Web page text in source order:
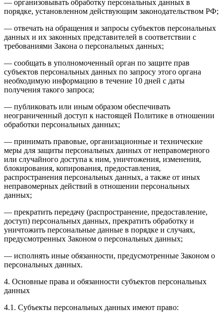
— организовывать обработку персональных данных в
порядке, установленном действующим законодательством РФ;
— отвечать на обращения и запросы субъектов персональных
данных и их законных представителей в соответствии с
требованиями Закона о персональных данных;
— сообщать в уполномоченный орган по защите прав
субъектов персональных данных по запросу этого органа
необходимую информацию в течение 10 дней с даты
получения такого запроса;
— публиковать или иным образом обеспечивать
неограниченный доступ к настоящей Политике в отношении
обработки персональных данных;
— принимать правовые, организационные и технические
меры для защиты персональных данных от неправомерного
или случайного доступа к ним, уничтожения, изменения,
блокирования, копирования, предоставления,
распространения персональных данных, а также от иных
неправомерных действий в отношении персональных
данных;
— прекратить передачу (распространение, предоставление,
доступ) персональных данных, прекратить обработку и
уничтожить персональные данные в порядке и случаях,
предусмотренных Законом о персональных данных;
— исполнять иные обязанности, предусмотренные Законом о
персональных данных.
4. Основные права и обязанности субъектов персональных
данных
4.1. Субъекты персональных данных имеют право: